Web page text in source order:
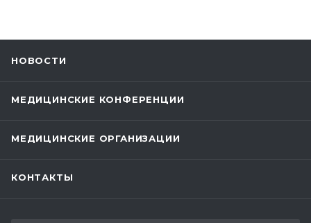
НОВОСТИ
МЕДИЦИНСКИЕ КОНФЕРЕНЦИИ
МЕДИЦИНСКИЕ ОРГАНИЗАЦИИ
КОНТАКТЫ